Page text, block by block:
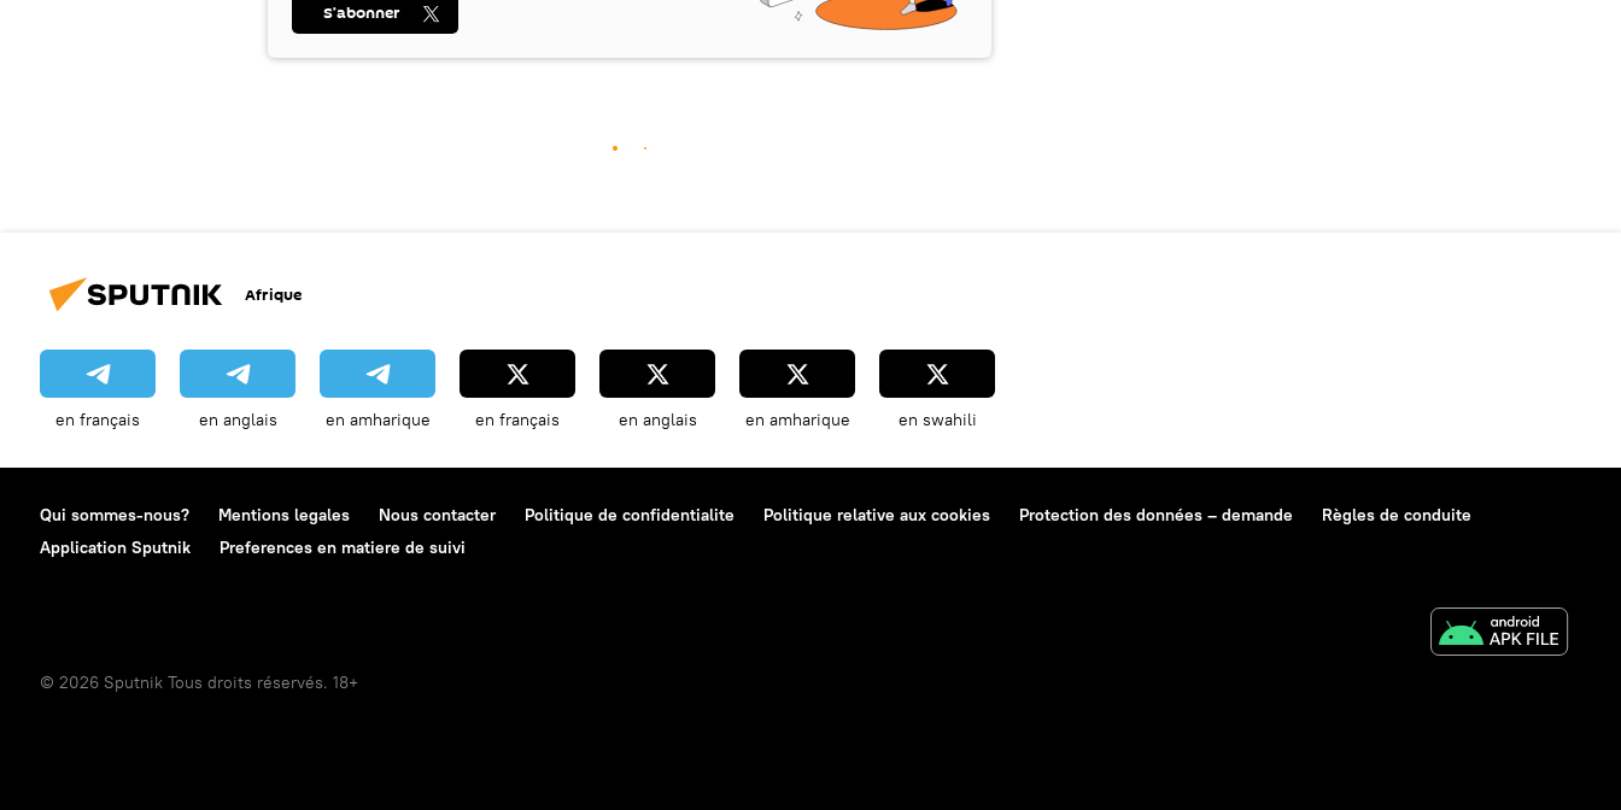
S’abonner
Afrique
en français en anglais en amharique en français en anglais en amharique en swahili
Qui sommes-nous? Mentions legales Nous contacter Politique de confidentialite Politique relative aux cookies Protection des données – demande
Règles de conduite
Application Sputnik
Preferences en matiere de suivi
© 2026 Sputnik Tous droits réservés. 18+